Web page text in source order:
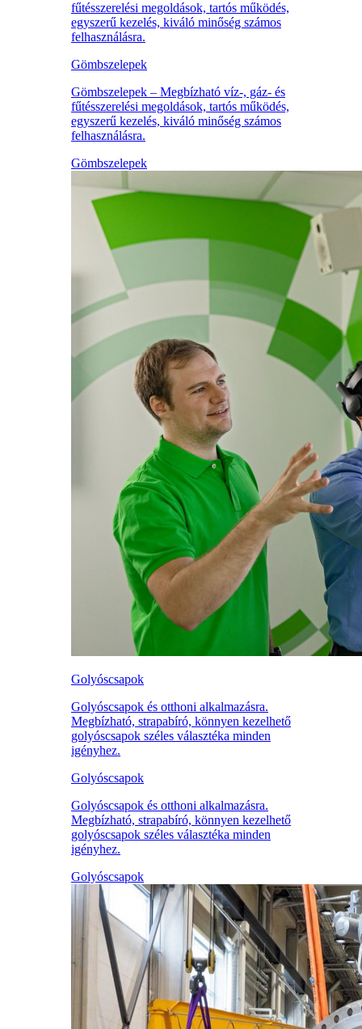
fűtésszerelési megoldások, tartós működés,
egyszerű kezelés, kiváló minőség számos
felhasználásra.
Gömbszelepek
Gömbszelepek – Megbízható víz-, gáz- és
fűtésszerelési megoldások, tartós működés,
egyszerű kezelés, kiváló minőség számos
felhasználásra.
Gömbszelepek
Golyóscsapok
Golyóscsapok és otthoni alkalmazásra.
Megbízható, strapabíró, könnyen kezelhető
golyóscsapok széles választéka minden
igényhez.
Golyóscsapok
Golyóscsapok és otthoni alkalmazásra.
Megbízható, strapabíró, könnyen kezelhető
golyóscsapok széles választéka minden
igényhez.
Golyóscsapok